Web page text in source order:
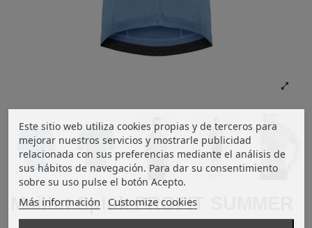
Maillot Spiuk PROFIT SUMMER
Este sitio web utiliza cookies propias y de terceros para
mejorar nuestros servicios y mostrarle publicidad
relacionada con sus preferencias mediante el análisis de
sus hábitos de navegación. Para dar su consentimiento
sobre su uso pulse el botón Acepto.
Más información Customize cookies